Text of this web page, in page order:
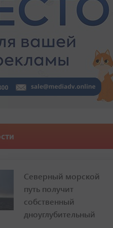
Северный морской
путь получит
собственный
дноуглубительный